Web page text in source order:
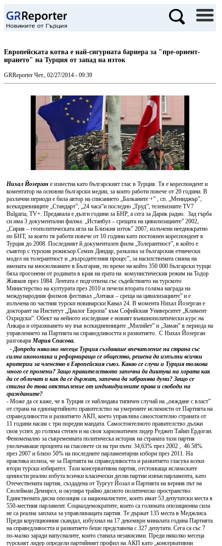
Европейската котва е най-сигурната бариера за "пре-ориент-
ирането" на Турция от запад на изток
GRReporter Чет., 02/27/2014 - 09:39
Нихал Йозерган е известна като българският глас в Турция. Тя е кореспондент и
коментатор на основни български медии, за които работи повече от 20 години. В
различни периоди е била автор на списанието „Балканите +” , сп. „Мениджър”,
всекидневниците „Стандарт”, „24 часа”и последно „Труд”, телевизиите TV7
Bulgaria, TV+. Предавала е дълги години за БНР, а сега за Дарик радио. Зад гърба
си има 3 документални филма: „Истанбул – срещата на цивилизациите” 2002,
„Сирия – геополитическата игла на Близкия изток” 2007, излъчени нееднократно
по БНТ, за която тя работи повече от 10 години като постоянен кореспондент в
Турция до 2008. Последният й документален филм „Толерантност”, в който е
съавтор с турския режисьор Семих Диндар, разказва за българския етнически
модел на толерантност и „възродителния процес”, за насилствената смяна на
имената на мюсюлманите в България, по време на който 350 000 български турци
бяха прогонени от родината в края на ерата на комунистическия режим на Тодор
Живков през 1984. Лентата е подготвена със съдействието на турското
Министерство на културата през 2010 и печели втората голяма награда на
международния филмов фестивал „Антакя – среща на цивилизациите” и е
излъчена по частния турски новинарски Канал 24. В момента Нихал Йозерган е
докторант на Институт „Диалог Европа” към Софийския Университет „Климент
Охридски”. Обект на нейното изследване е новият външнополитически курс на
Анкара и отразяването му във всекидневниците „Милийет” и „Заман” в периода на
управлението на Партията на справедливостта и развитието. С Нихал Йозерган
разговаря Мария Спасова.
- Допреди няколко месеца Турция създаваше впечатление на страна със
силна икономика и реформиращо се общество, решена да изпълни всички
критерии за членство в Европейския съюз. Какво се случи и Турция толкова
много се промени? Защо правителството започна да диктува на хората как
да се обличат и как да се държат, започна да забранява думи? Защо се
стигна до това отстъпление от индивидуалните права и свободи на
гражданите?
- Може да се каже, че в Турция се наблюдава типичен случай на „ояждане с власт”
от страна на еднопартийното правителство на умерените ислямисти от Партията на
справедливостта и развитието АКП, което управлява самостоятелно страната от
11 години насам с три поредни мандата. Самостоятелното правителство дължи
своя успех до голяма степен и на своя харизматичен лидер Реджеп Тайип Ердоган.
Феноменално за съвременната политическа история на страната тази партия
увеличаваше процента на гласовете си на три пъти: 34,63% през 2002 , 46.58%
през 2007 и близо 50% на последните парламентарни избори през 2011. На
практика излиза, че за Партията на справедливостта и развитието гласува всеки
втори турски избирател. Тази консервативна партия, отстояваща ислямските
ценности реално избута всички класически десни партии извън парламента, като
Отечествената партия, създадена от Тургут Йозал и Партията на верния път на
Сюлейман Демирел, и окупира трайно дясното политическо пространство.
Единствената дясна опозиция са националистите, които имат 53 депутатски места в
550-местния парламент. Социалдемократите, които са голямата опозиционна сила
не са реална заплаха за управляващата партия. Те държат 135 места в Меджлиса.
Преди корупционния скандал, избухнал на 17 декември миналата година Партията
на справедливостта и развитието беше представена с 327 депутати. Сега са със 7
по-малко заради напусналите, които станаха независими. Преди няколко месеца
турският лидер определи партийният профил на АКП като „консервативни